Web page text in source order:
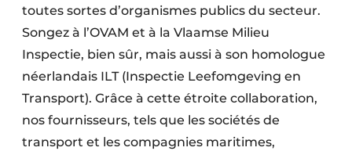
toutes sortes d’organismes publics du secteur.
Songez à l’OVAM et à la Vlaamse Milieu
Inspectie, bien sûr, mais aussi à son homologue
néerlandais ILT (Inspectie Leefomgeving en
Transport). Grâce à cette étroite collaboration,
nos fournisseurs, tels que les sociétés de
transport et les compagnies maritimes,